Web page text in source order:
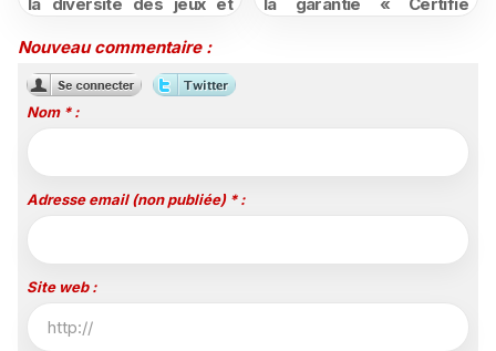
attractives
Nouveau commentaire :
Nom * :
Adresse email (non publiée) * :
Site web :